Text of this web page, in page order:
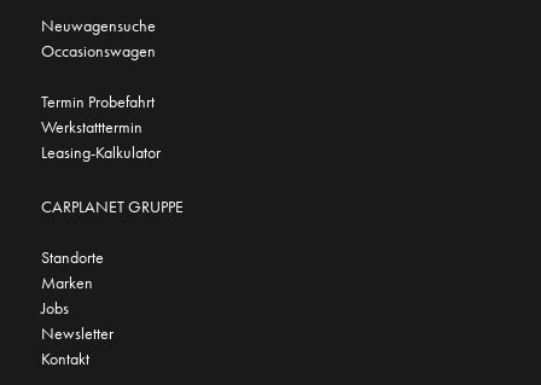
Neuwagensuche
Occasionswagen
Termin Probefahrt
Werkstatttermin
Leasing-Kalkulator
CARPLANET GRUPPE
Standorte
Marken
Jobs
Newsletter
Kontakt